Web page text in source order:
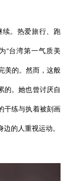
续。热爱旅行、跑
“台湾第一气质美
美的。然而，这般
的。她也曾讨厌自
干练与执着被刻画
的人重视运动。